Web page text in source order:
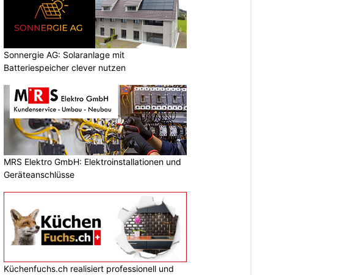
Sonnergie AG: Solaranlage mit
Batteriespeicher clever nutzen
MRS Elektro GmbH: Elektroinstallationen und
Geräteanschlüsse
Küchenfuchs.ch realisiert professionell und